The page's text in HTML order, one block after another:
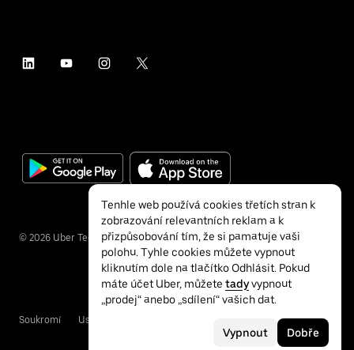
© 2026 Uber Technologies Inc.
Soukromí Usnadnění přístupu
Tenhle web používá cookies třetích stran k
zobrazování relevantních reklam a k
přizpůsobování tím, že si pamatuje vaši
polohu. Tyhle cookies můžete vypnout
kliknutím dole na tlačítko Odhlásit. Pokud
máte účet Uber, můžete tadyvypnout
„prodej“ anebo „sdílení“ vašich dat.
Vypnout Dobře